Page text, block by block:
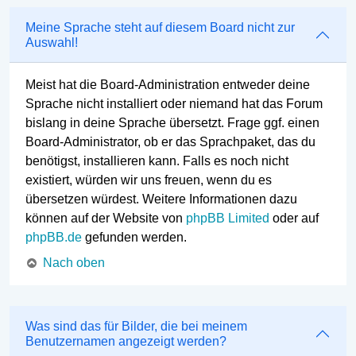
Meine Sprache steht auf diesem Board nicht zur
Auswahl!
Meist hat die Board-Administration entweder deine
Sprache nicht installiert oder niemand hat das Forum
bislang in deine Sprache übersetzt. Frage ggf. einen
Board-Administrator, ob er das Sprachpaket, das du
benötigst, installieren kann. Falls es noch nicht
existiert, würden wir uns freuen, wenn du es
übersetzen würdest. Weitere Informationen dazu
können auf der Website von phpBB Limited oder auf
phpBB.de gefunden werden.
Nach oben
Was sind das für Bilder, die bei meinem
Benutzernamen angezeigt werden?